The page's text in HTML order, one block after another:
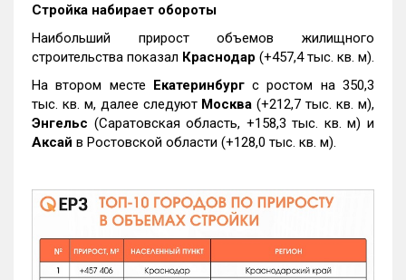
Стройка набирает обороты
Наибольший прирост объемов жилищного
строительства показал Краснодар (+457,4 тыс. кв. м).
На втором месте Екатеринбургс ростом на 350,3
тыс. кв. м, далее следуют Москва (+212,7 тыс. кв. м),
Энгельс (Саратовская область, +158,3 тыс. кв. м) и
Аксай в Ростовской области (+128,0 тыс. кв. м).